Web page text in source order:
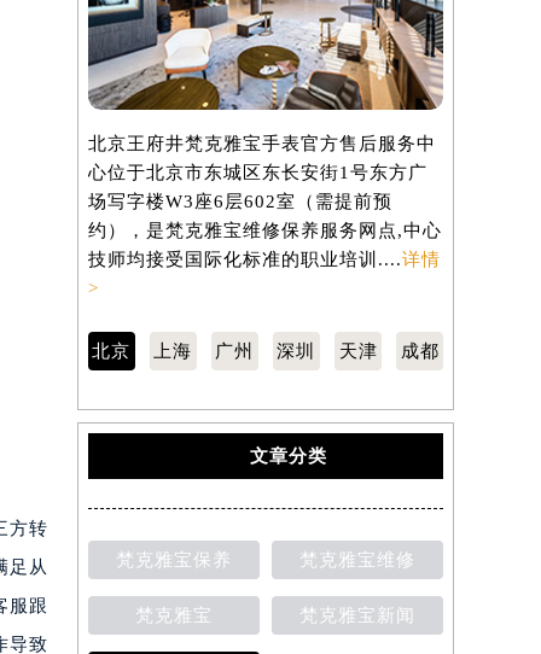
方转
足从
服跟
导致
北京王府井梵克雅宝手表官方售后服务中
心位于北京市东城区东长安街1号东方广
场写字楼W3座6层602室（需提前预
约），是梵克雅宝维修保养服务网点,中心
技师均接受国际化标准的职业培训....详情
>
北京 上海 广州 深圳 天津 成都
文章分类
梵克雅宝保养 梵克雅宝维修
梵克雅宝 梵克雅宝新闻